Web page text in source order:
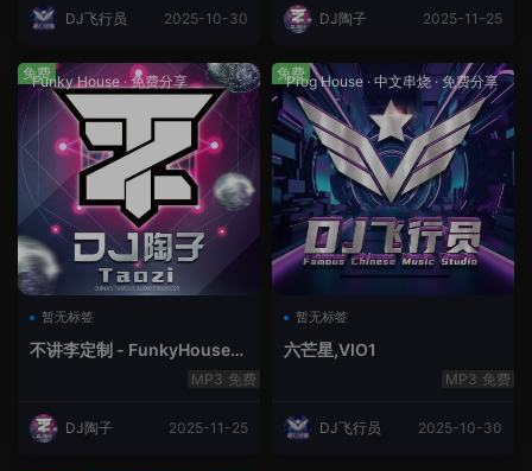
DJ飞行员 2025-10-30 DJ陶子 2025-11-25
Funky House·免费分享
暂无标签
不讲李定制 - FunkyHouse全
免费
DJ陶子 2025-11-25
免费 Prog House · 中文串烧·免费分享
暂无标签
六芒星,VIO1
免费
DJ飞行员 2025-10-30
免费